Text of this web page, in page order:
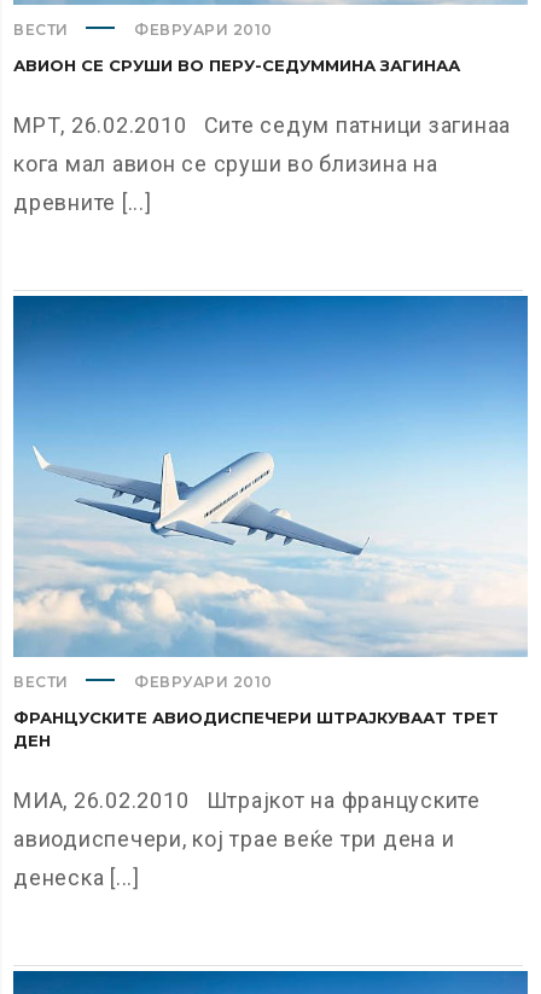
ВЕСТИ ФЕВРУАРИ 2010
АВИОН СЕ СРУШИ ВО ПЕРУ-СЕДУММИНА ЗАГИНАА
МРТ, 26.02.2010 Сите седум патници загинаа
кога мал авион се сруши во близина на
древните [...]
ВЕСТИ ФЕВРУАРИ 2010
ФРАНЦУСКИТЕ АВИОДИСПЕЧЕРИ ШТРАЈКУВААТ ТРЕТ
ДЕН
МИА, 26.02.2010 Штрајкот на француските
авиодиспечери, кој трае веќе три дена и
денеска [...]